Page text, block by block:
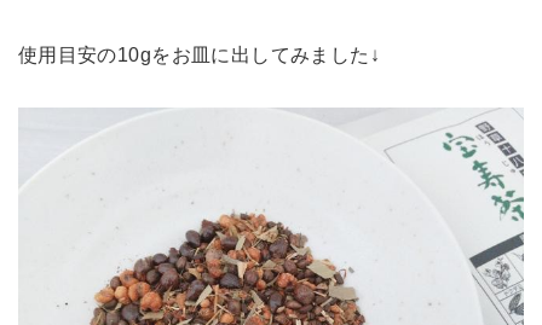
使用目安の10gをお皿に出してみました↓